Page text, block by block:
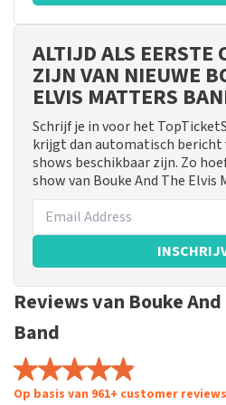
ALTIJD ALS EERSTE
ZIJN VAN NIEUWE
ELVIS MATTERS
Schrijf je in voor het
krijgt dan automatisch bericht
shows beschikbaar zijn. Zo
show van Bouke And The
Reviews van Bouke
Band
Op basis van 961+ customer reviews